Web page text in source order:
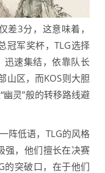
差3分，这意味着，
冠军奖杯，TLG选择
迅速集结，依靠队长
山区，而KOS则大胆
灵”般的转移路线避
阵低语，TLG的风格
强，他们擅长在决赛
的突破口，在于他们